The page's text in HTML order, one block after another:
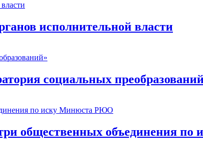
исполнительной власти
социальных
общественных объединения